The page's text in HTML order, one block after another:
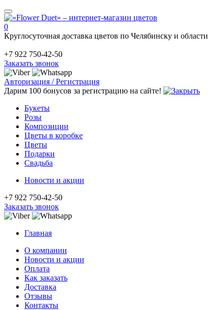
0
Круглосуточная доставка цветов по Челябинску и области
+7 922 750-42-50
Заказать звонок
Авторизация / Регистрация
Дарим 100 бонусов за регистрацию на сайте!
Букеты
Розы
Композиции
Цветы в коробке
Цветы
Подарки
Свадьба
Новости и акции
+7 922 750-42-50
Заказать звонок
Главная
О компании
Новости и акции
Оплата
Как заказать
Доставка
Отзывы
Контакты